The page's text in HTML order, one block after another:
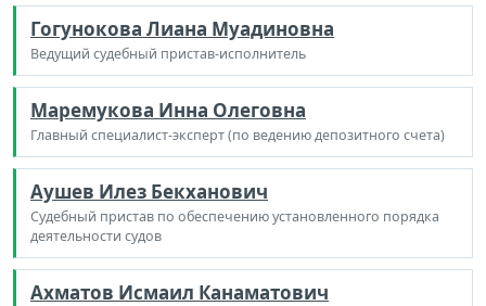
Гогунокова Лиана Муадиновна
Ведущий судебный пристав-исполнитель
Маремукова Инна Олеговна
Главный специалист-эксперт (по ведению депозитного счета)
Аушев Илез Бекханович
Судебный пристав по обеспечению установленного порядка
деятельности судов
Ахматов Исмаил Канаматович